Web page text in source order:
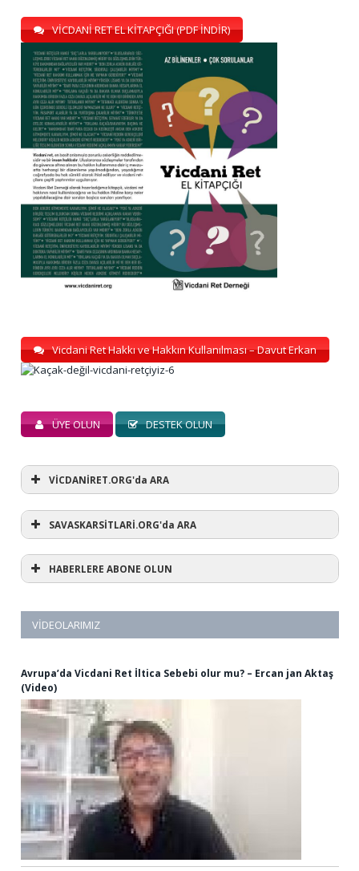
VİCDANİ RET EL KİTAPÇIĞI (PDF İNDİR)
Vicdani Ret Hakkı ve Hakkın Kullanılması – Davut Erkan
ÜYE OLUN DESTEK OLUN
VİCDANİRET.ORG'da ARA
SAVASKARSİTLARİ.ORG'da ARA
HABERLERE ABONE OLUN
VIDEOLARIMIZ
Avrupa’da Vicdani Ret İltica Sebebi olur mu? – Ercan jan Aktaş
(Video)